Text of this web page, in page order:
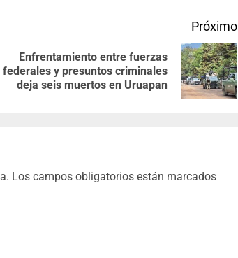
Próximo
Enfrentamiento entre fuerzas
federales y presuntos criminales
deja seis muertos en Uruapan
Los campos obligatorios están marcados